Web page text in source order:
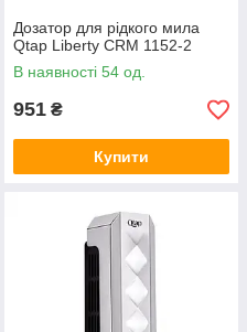
Дозатор для рідкого мила
Qtap Liberty CRM 1152-2
В наявності 54 од.
951 ₴
Купити